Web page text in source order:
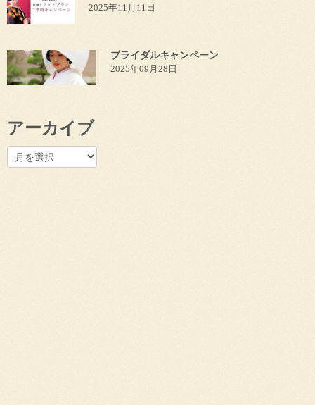
2025年11月11日
ブライダルキャンペーン
2025年09月28日
アーカイブ